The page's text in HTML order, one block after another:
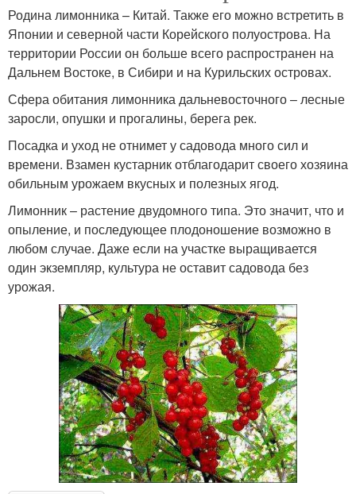
Родина лимонника – Китай. Также его можно встретить в
Японии и северной части Корейского полуострова. На
территории России он больше всего распространен на
Дальнем Востоке, в Сибири и на Курильских островах.
Сфера обитания лимонника дальневосточного – лесные
заросли, опушки и прогалины, берега рек.
Посадка и уход не отнимет у садовода много сил и
времени. Взамен кустарник отблагодарит своего хозяина
обильным урожаем вкусных и полезных ягод.
Лимонник – растение двудомного типа. Это значит, что и
опыление, и последующее плодоношение возможно в
любом случае. Даже если на участке выращивается
один экземпляр, культура не оставит садовода без
урожая.